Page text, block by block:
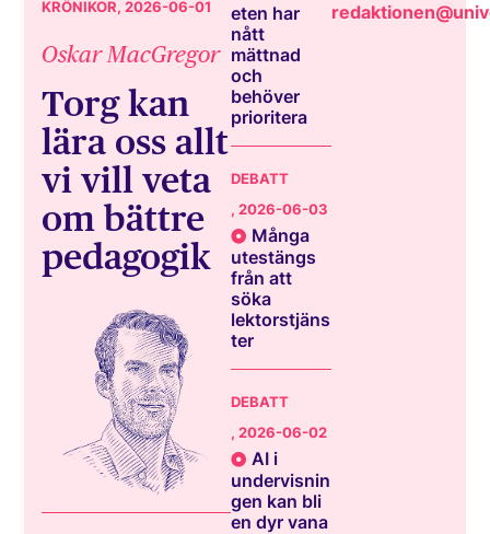
KRÖNIKOR, 2026-06-01
Oskar MacGregor
Torg kan
lära oss allt
vi vill veta
om bättre
pedagogik
eten har
nått
mättnad
och
behöver
prioritera
DEBATT
, 2026-06-03
Många
utestängs
från att
söka
lektorstjäns
ter
DEBATT
, 2026-06-02
AI i
undervisnin
gen kan bli
en dyr vana